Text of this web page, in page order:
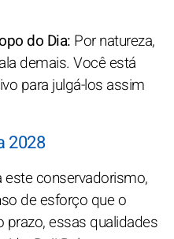
do Dia: Por natureza,
demais. Você está
para julgá-los assim
2028
este conservadorismo,
de esforço que o
prazo, essas qualidades